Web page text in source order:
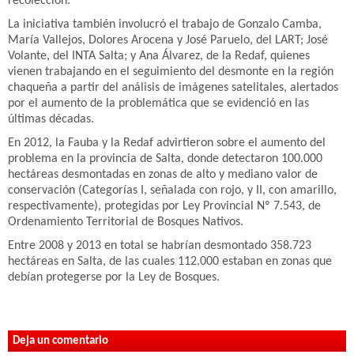
La iniciativa también involucró el trabajo de Gonzalo Camba,
María Vallejos, Dolores Arocena y José Paruelo, del LART; José
Volante, del INTA Salta; y Ana Álvarez, de la Redaf, quienes
vienen trabajando en el seguimiento del desmonte en la región
chaqueña a partir del análisis de imágenes satelitales, alertados
por el aumento de la problemática que se evidenció en las
últimas décadas.
En 2012, la Fauba y la Redaf advirtieron sobre el aumento del
problema en la provincia de Salta, donde detectaron 100.000
hectáreas desmontadas en zonas de alto y mediano valor de
conservación (Categorías I, señalada con rojo, y II, con amarillo,
respectivamente), protegidas por Ley Provincial Nº 7.543, de
Ordenamiento Territorial de Bosques Nativos.
Entre 2008 y 2013 en total se habrían desmontado 358.723
hectáreas en Salta, de las cuales 112.000 estaban en zonas que
debían protegerse por la Ley de Bosques.
Deja un comentario